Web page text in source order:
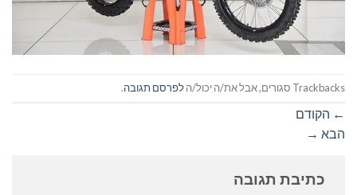
Trackbacks סגורים, אבל את/ה יכול/ה לפרסם תגובה.
← הקודם
הבא →
כתיבת תגובה